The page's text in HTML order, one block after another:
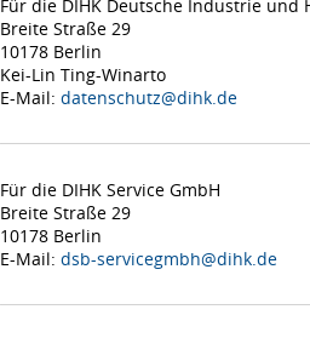
Für die DIHK Deutsche Industrie und
Breite Straße 29
10178 Berlin
Kei-Lin Ting-Winarto
E-Mail: datenschutz@dihk.de
Für die DIHK Service GmbH
Breite Straße 29
10178 Berlin
E-Mail: dsb-servicegmbh@dihk.de